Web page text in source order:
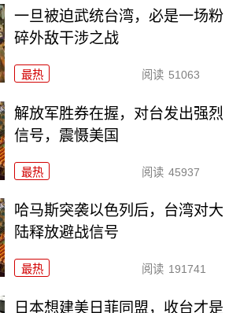
一旦被迫武统台湾，必是一场粉
碎外敌干涉之战
最热 阅读 51063
解放军胜券在握，对台发出强烈
信号，震慑美国
最热 阅读 45937
哈马斯突袭以色列后，台湾对大
陆释放避战信号
最热 阅读 191741
日本想建美日菲同盟，收台才是